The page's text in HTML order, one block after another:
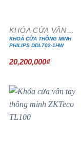
KHOÁ CỬA THÔNG MINH
PHILIPS DDL702-1HW
20,200,000₫